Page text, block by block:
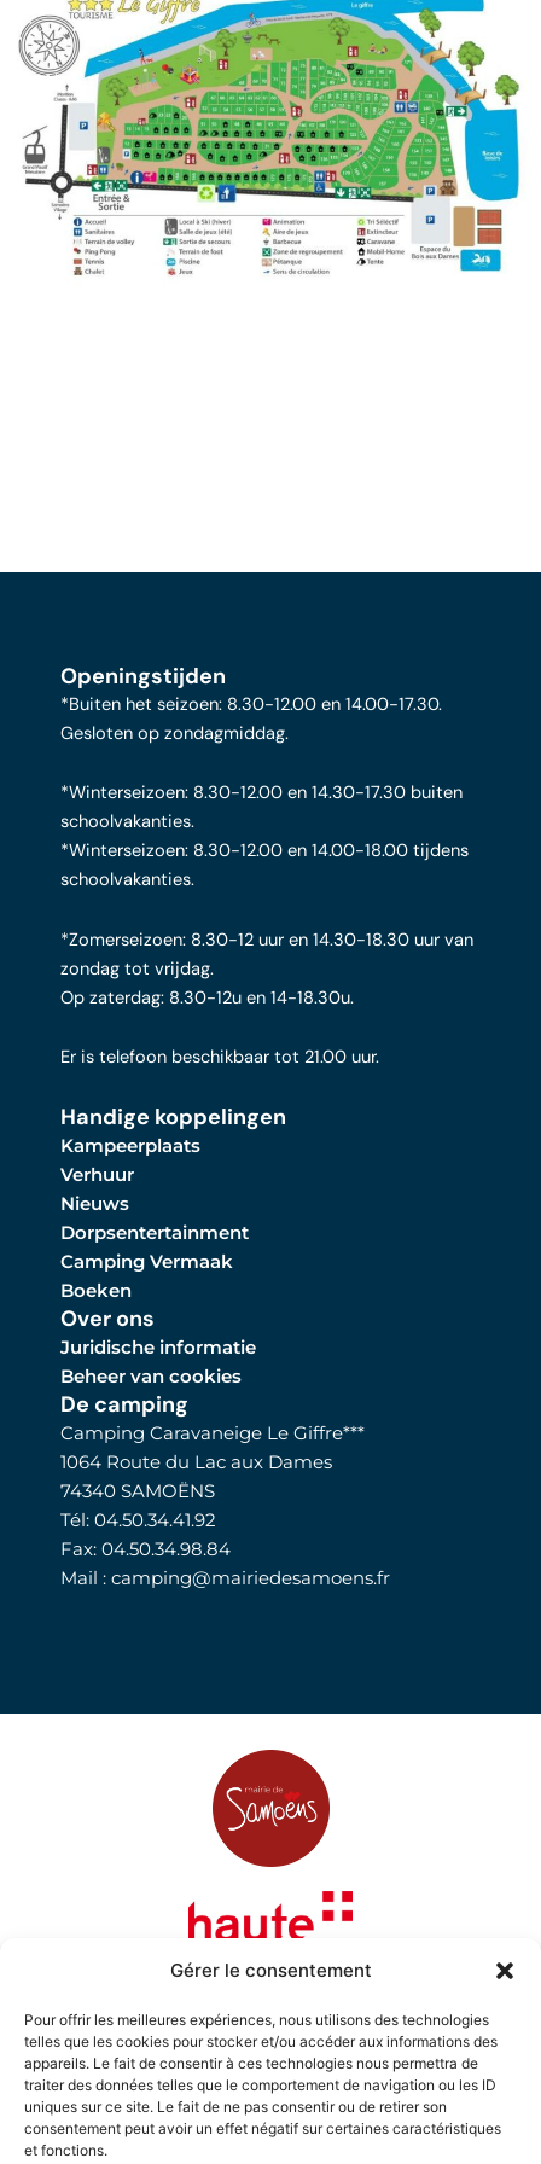
Gérer le consentement
Pour offrir les meilleures expériences, nous utilisons des technologies
telles que les cookies pour stocker et/ou accéder aux informations des
appareils. Le fait de consentir à ces technologies nous permettra de
traiter des données telles que le comportement de navigation ou les ID
uniques sur ce site. Le fait de ne pas consentir ou de retirer son
consentement peut avoir un effet négatif sur certaines caractéristiques
et fonctions.
Openingstijden
*Buiten het seizoen: 8.30-12.00 en 14.00-17.30.
Gesloten op zondagmiddag.
*Winterseizoen: 8.30-12.00 en 14.30-17.30 buiten
schoolvakanties.
*Winterseizoen: 8.30-12.00 en 14.00-18.00 tijdens
schoolvakanties.
*Zomerseizoen: 8.30-12 uur en 14.30-18.30 uur van
zondag tot vrijdag.
Op zaterdag: 8.30-12u en 14-18.30u.
Er is telefoon beschikbaar tot 21.00 uur.
Handige koppelingen
Kampeerplaats
Verhuur
Nieuws
Dorpsentertainment
Camping Vermaak
Boeken
Over ons
Juridische informatie
Beheer van cookies
De camping
Camping Caravaneige Le Giffre***
1064 Route du Lac aux Dames
74340 SAMOËNS
Tél: 04.50.34.41.92
Fax: 04.50.34.98.84
Mail : camping@mairiedesamoens.fr